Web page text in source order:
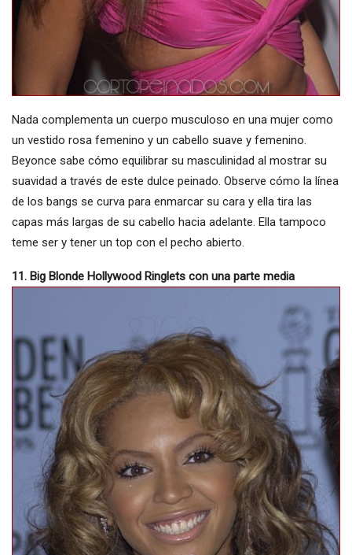
Nada complementa un cuerpo musculoso en una mujer como
un vestido rosa femenino y un cabello suave y femenino.
Beyonce sabe cómo equilibrar su masculinidad al mostrar su
suavidad a través de este dulce peinado. Observe cómo la línea
de los bangs se curva para enmarcar su cara y ella tira las
capas más largas de su cabello hacia adelante. Ella tampoco
teme ser y tener un top con el pecho abierto.
11. Big Blonde Hollywood Ringlets con una parte media